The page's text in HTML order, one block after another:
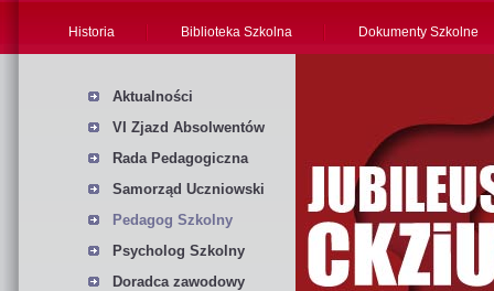
Historia Biblioteka Szkolna Dokumenty Szkolne
Aktualności
VI Zjazd Absolwentów
Rada Pedagogiczna
Samorząd Uczniowski
Pedagog Szkolny
Psycholog Szkolny
Doradca zawodowy